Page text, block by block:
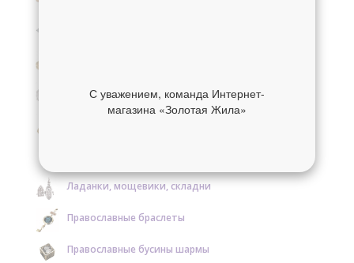
Образки и нательные иконы серебряные
Ладанки, мощевики, складни
Православные браслеты
Православные бусины шармы
С уважением, команда Интернет-
магазина «Золотая Жила»